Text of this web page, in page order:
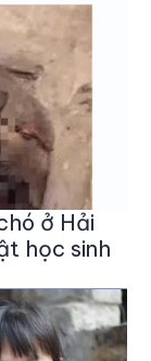
ở Hải
học sinh